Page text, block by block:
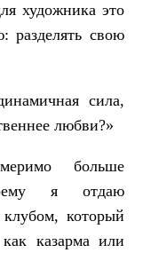
художника это
разделять свою
сила,
любви?»
больше
я отдаю
который
казарма или